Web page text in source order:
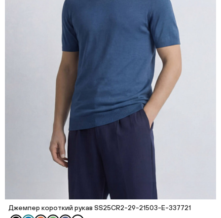
Джемпер короткий рукав SS25CR2-29-21503-E-337721